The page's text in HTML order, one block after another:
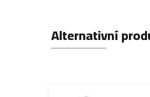
Alternativní